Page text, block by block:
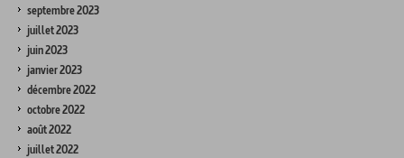
septembre 2023
juillet 2023
juin 2023
janvier 2023
décembre 2022
octobre 2022
août 2022
juillet 2022